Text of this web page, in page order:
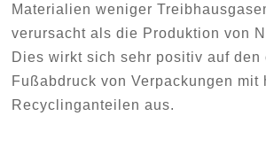
Materialien weniger
verursacht als die Produktion von
Dies wirkt sich sehr positiv auf den
Fußabdruck von Verpackungen mit
Recyclinganteilen aus.